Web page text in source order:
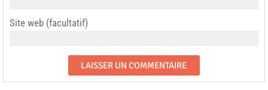
Site web (facultatif)